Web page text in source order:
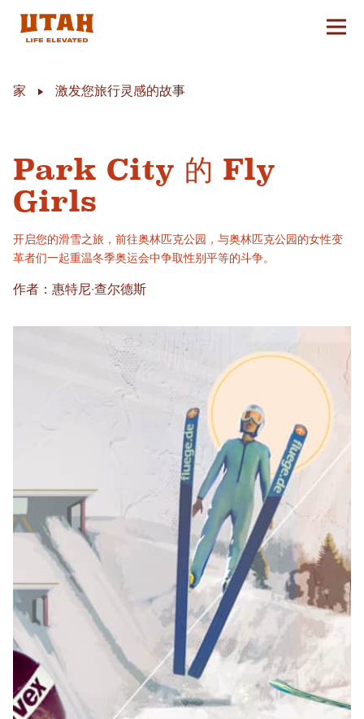
切换
家 激发您旅行灵感的故事
Park City 的 Fly
Girls
开启您的滑雪之旅，前往奥林匹克公园，与奥林匹克公园的女性变
革者们一起重温冬季奥运会中争取性别平等的斗争。
作者：惠特尼·查尔德斯